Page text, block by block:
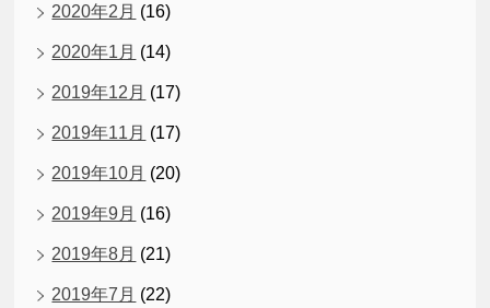
2020年2月 (16)
2020年1月 (14)
2019年12月 (17)
2019年11月 (17)
2019年10月 (20)
2019年9月 (16)
2019年8月 (21)
2019年7月 (22)